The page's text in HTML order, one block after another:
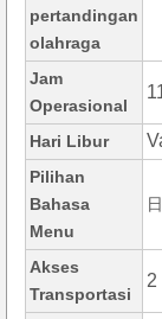
pertandingan
olahraga
Jam
Operasional
Hari Libur
Pilihan
Bahasa
Menu
Akses
Transportasi
2